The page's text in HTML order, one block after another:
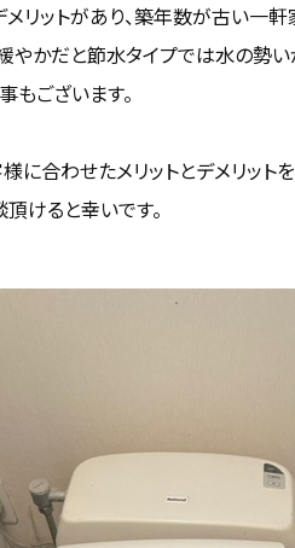
メリットがあり、築年数が古い一
やかだと節水タイプでは水の勢
もございます。
に合わせたメリットとデメリット
けると幸いです。